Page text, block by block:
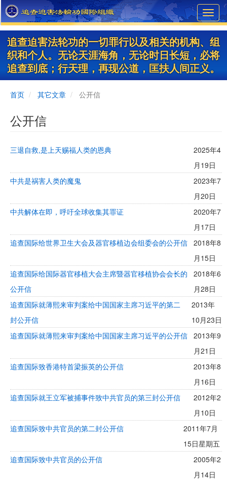
Skip
to
main
content
追查迫害法轮功的一切罪行以及相关的机构、组
织和个人。无论天涯海角，无论时日长短，必将
追查到底；行天理，再现公道，匡扶人间正义。
首页 其它文章 公开信
公开信
三退自救,是上天赐福人类的恩典
2025年4
月19日
中共是祸害人类的魔鬼
2023年7
月20日
中共解体在即，呼吁全球收集其罪证
2020年7
月17日
追查国际给世界卫生大会及器官移植边会组委会的公开信 2018年8
月15日
追查国际给国际器官移植大会主席暨器官移植协会会长的
公开信
2018年6
月28日
追查国际就薄熙来审判案给中国国家主席习近平的第二
封公开信
2013年
10月23日
追查国际就薄熙来审判案给中国国家主席习近平的公开信 2013年9
月21日
追查国际致香港特首梁振英的公开信
2013年8
月16日
追查国际就王立军被捕事件致中共官员的第三封公开信
2012年2
月10日
追查国际致中共官员的第二封公开信
2011年7月
15日星期五
追查国际致中共官员的公开信
2005年2
月14日